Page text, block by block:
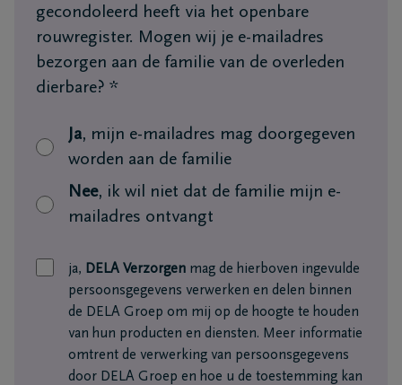
+32
90
gecondoleerd heeft via het openbare
rouwregister. Mogen wij je e-mailadres
bezorgen aan de familie van de overleden
dierbare? *
Ja, mijn e-mailadres mag doorgegeven
worden aan de familie
Nee, ik wil niet dat de familie mijn e-
mailadres ontvangt
ja, DELA Verzorgen mag de hierboven ingevulde
persoonsgegevens verwerken en delen binnen
de DELA Groep om mij op de hoogte te houden
van hun producten en diensten. Meer informatie
omtrent de verwerking van persoonsgegevens
door DELA Groep en hoe u de toestemming kan